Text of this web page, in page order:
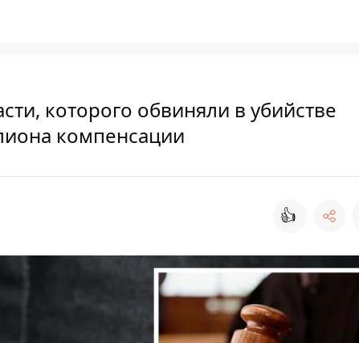
которого обвиняли в убийстве
компенсации
👍